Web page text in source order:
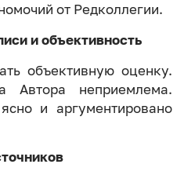
от Редколлегии.
и объективность
объективную оценку.
Автора неприемлема.
и аргументировано